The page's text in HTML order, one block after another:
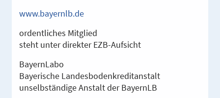
www.bayernlb.de
ordentliches Mitglied
steht unter direkter EZB-Aufsicht
BayernLabo
Bayerische Landesbodenkreditanstalt
unselbständige Anstalt der BayernLB